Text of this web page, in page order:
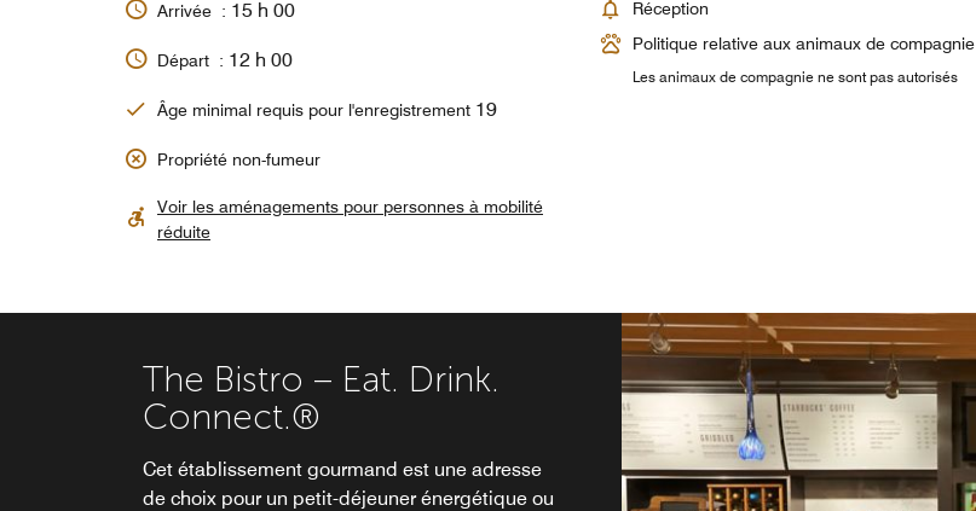
Arrivée : 15 h 00
Départ : 12 h 00
Âge minimal requis pour l'enregistrement 19
Propriété non-fumeur
Voir les aménagements pour personnes à mobilité
réduite
Réception
Politique relative aux animaux de compagnie
Les animaux de compagnie ne sont pas autorisés
The Bistro – Eat. Drink.
Connect.®
Cet établissement gourmand est une adresse
de choix pour un petit-déjeuner énergétique ou
The Market